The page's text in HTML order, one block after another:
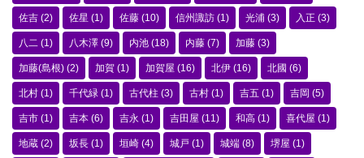
佐吉 (2) 佐星 (1) 佐藤 (10) 信州諏訪 (1) 光浦 (3) 入正 (3)
八二 (1) 八木澤 (9) 内池 (18) 内藤 (7) 加藤 (3)
加藤(島根) (2) 加賀 (1) 加賀屋 (16) 北伊 (16) 北國 (6)
北村 (1) 千代緑 (1) 古代柱 (3) 古村 (1) 吉五 (1) 吉岡 (5)
吉市 (1) 吉本 (6) 吉永 (1) 吉田屋 (11) 和高 (1) 喜代屋 (1)
地蔵 (2) 坂長 (1) 垣崎 (4) 城戸 (1) 城端 (8) 堺屋 (1)